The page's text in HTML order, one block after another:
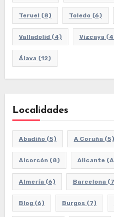
Teruel (8) Toledo (6)
Valladolid (4) Vizcaya
Álava (12)
Localidades
Abadiño (5) A Coruña (5)
Alcorcón (8) Alicante
Almería (6) Barcelona
Blog (6) Burgos (7)